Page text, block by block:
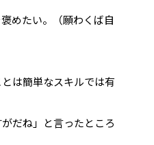
めたい。（願わくば自
は簡単なスキルでは有
だね」と言ったところ